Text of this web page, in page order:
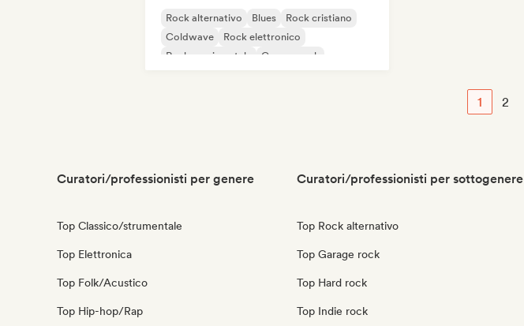
Rock alternativo Blues
Rock cristiano
Coldwave
Rock elettronico
Rock sperimentale
Garage rock
1 2
Curatori/professionisti per genere
Top Classico/strumentale
Top Elettronica
Top Folk/Acustico
Top Hip-hop/Rap
Curatori/professionisti per sottogenere
Top Rock alternativo
Top Garage rock
Top Hard rock
Top Indie rock